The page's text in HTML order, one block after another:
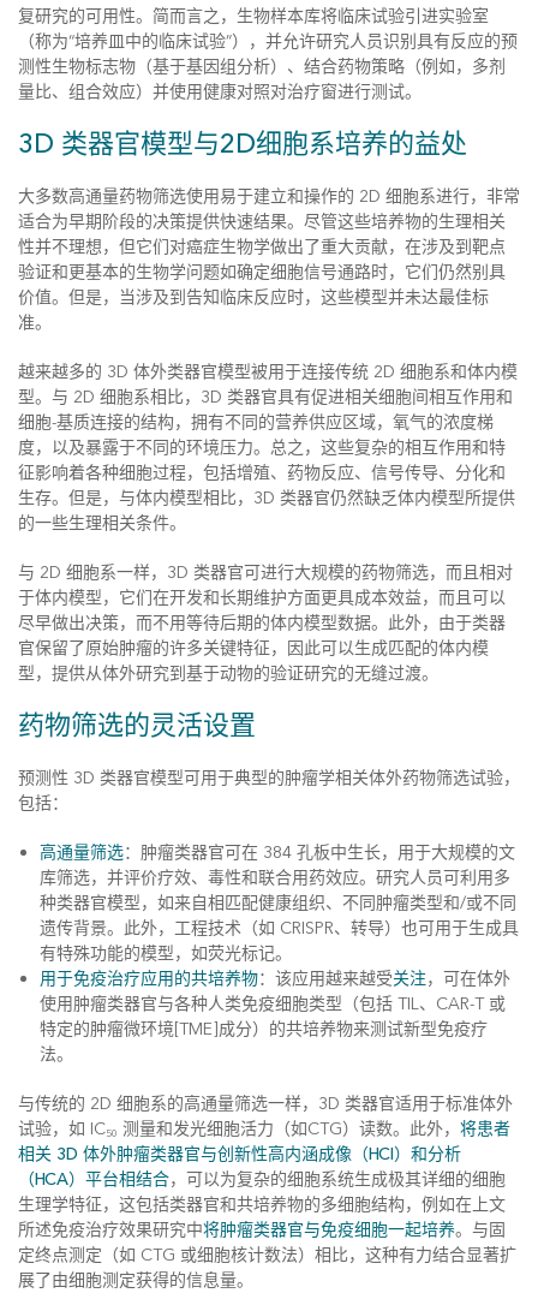
复研究的可用性。简而言之，生物样本库将临床试验引进实验室
（称为“培养皿中的临床试验”），并允许研究人员识别具有反应的预
测性生物标志物（基于基因组分析）、结合药物策略（例如，多剂
量比、组合效应）并使用健康对照对治疗窗进行测试。
3D 类器官模型与2D细胞系培养的益处
大多数高通量药物筛选使用易于建立和操作的 2D 细胞系进行，非常
适合为早期阶段的决策提供快速结果。尽管这些培养物的生理相关
性并不理想，但它们对癌症生物学做出了重大贡献，在涉及到靶点
验证和更基本的生物学问题如确定细胞信号通路时，它们仍然别具
价值。但是，当涉及到告知临床反应时，这些模型并未达最佳标
准。
越来越多的 3D 体外类器官模型被用于连接传统 2D 细胞系和体内模
型。与 2D 细胞系相比，3D 类器官具有促进相关细胞间相互作用和
细胞-基质连接的结构，拥有不同的营养供应区域，氧气的浓度梯
度，以及暴露于不同的环境压力。总之，这些复杂的相互作用和特
征影响着各种细胞过程，包括增殖、药物反应、信号传导、分化和
生存。但是，与体内模型相比，3D 类器官仍然缺乏体内模型所提供
的一些生理相关条件。
与 2D 细胞系一样，3D 类器官可进行大规模的药物筛选，而且相对
于体内模型，它们在开发和长期维护方面更具成本效益，而且可以
尽早做出决策，而不用等待后期的体内模型数据。此外，由于类器
官保留了原始肿瘤的许多关键特征，因此可以生成匹配的体内模
型，提供从体外研究到基于动物的验证研究的无缝过渡。
药物筛选的灵活设置
预测性 3D 类器官模型可用于典型的肿瘤学相关体外药物筛选试验，
包括：
高通量筛选：肿瘤类器官可在 384 孔板中生长，用于大规模的文
库筛选，并评价疗效、毒性和联合用药效应。研究人员可利用多
种类器官模型，如来自相匹配健康组织、不同肿瘤类型和/或不同
遗传背景。此外，工程技术（如 CRISPR、转导）也可用于生成具
有特殊功能的模型，如荧光标记。
用于免疫治疗应用的共培养物：该应用越来越受关注，可在体外
使用肿瘤类器官与各种人类免疫细胞类型（包括 TIL、CAR-T 或
特定的肿瘤微环境[TME]成分）的共培养物来测试新型免疫疗
法。
与传统的 2D 细胞系的高通量筛选一样，3D 类器官适用于标准体外
试验，如 IC50 测量和发光细胞活力（如CTG）读数。此外， 将患者
相关 3D 体外肿瘤类器官与创新性高内涵成像（HCI）和分析
（HCA）平台相结合，可以为复杂的细胞系统生成极其详细的细胞
生理学特征，这包括类器官和共培养物的多细胞结构，例如在上文
所述免疫治疗效果研究中将肿瘤类器官与免疫细胞一起培养。与固
定终点测定（如 CTG 或细胞核计数法）相比，这种有力结合显著扩
展了由细胞测定获得的信息量。